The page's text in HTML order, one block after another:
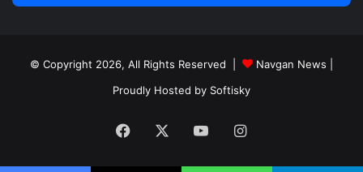
© Copyright 2026, All Rights Reserved | Navgan News
Proudly Hosted by Softisky
Facebook YouTubeInstagram